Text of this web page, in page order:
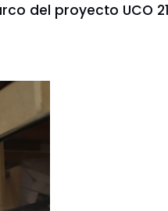
del proyecto UCO